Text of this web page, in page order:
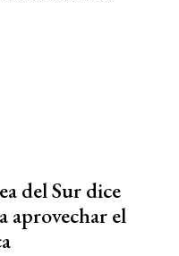
del Sur dice
aprovechar el